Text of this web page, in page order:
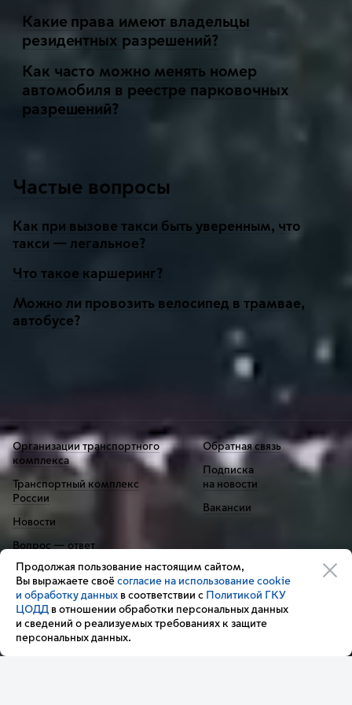
Какие права имеют владельцы
резидентных разрешений?
Как часто можно менять номер
автомобиля в реестре парковочных
разрешений?
Частые вопросы
Как при вызове такси быть уверенным, что
такси — легальное?
Что такое каршеринг?
Можно ли провозить велосипед в трамвае,
автобусе?
Организации транспортного
комплекса
Транспортный комплекс
России
Новости
Вопрос — ответ
Обратная связь
Подписка
на новости
Вакансии
Контакт-центр «Московский транспорт»
+7 495 539-54-54
3210 (с мобильного телефона)
Продолжая пользование настоящим сайтом,
Вы выражаете своё согласие на использование cookie
и обработку данных в соответствии с Политикой ГКУ
ЦОДД в отношении обработки персональных данных
и сведений о реализуемых требованиях к защите
персональных данных.